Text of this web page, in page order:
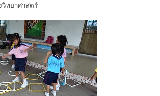
ทยาศาสตร์